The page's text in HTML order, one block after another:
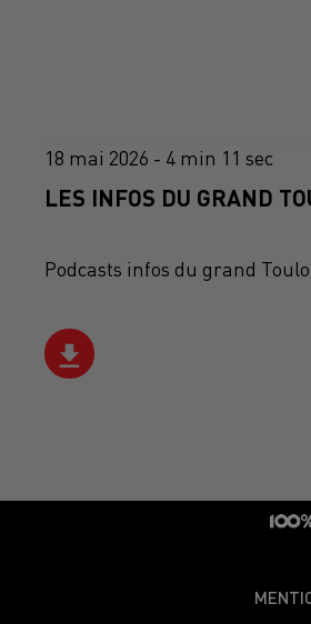
18 mai 2026 - 4 min 11 sec
LES INFOS DU GRAND
Podcasts infos du grand